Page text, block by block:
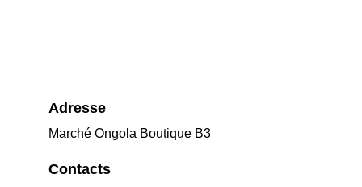
Adresse
Marché Ongola Boutique B3
Contacts